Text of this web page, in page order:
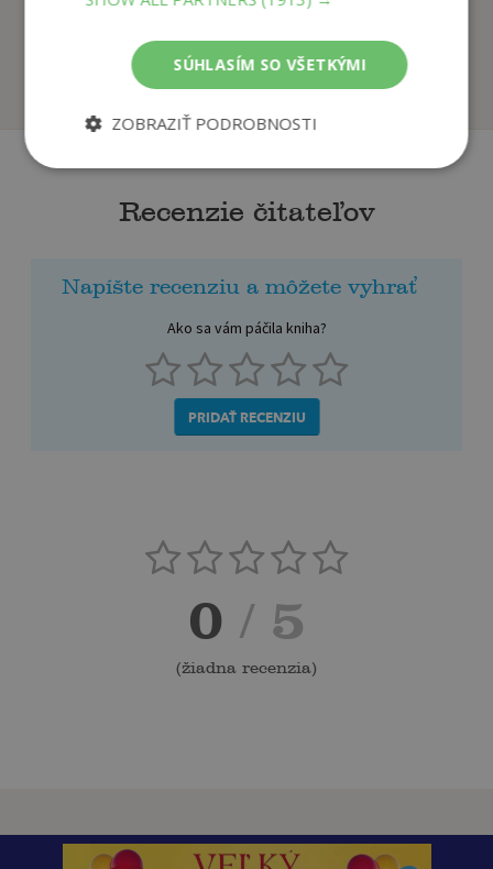
Max sa znova smeje
autor neuvedený
Recenzie čitateľov
Napíšte recenziu a môžete vyhrať
Ako sa vám páčila kniha?
PRIDAŤ RECENZIU
0 / 5
(žiadna recenzia)
SÚHLASÍM SO VŠETKÝMI
ZOBRAZIŤ PODROBNOSTI